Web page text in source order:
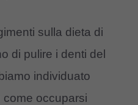
sulla dieta di
di pulire i denti del
individuato
come occuparsi